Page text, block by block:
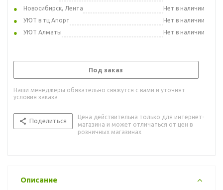
Новосибирск, Лента
Нет в наличии
УЮТ в тц Апорт
Нет в наличии
УЮТ Алматы
Нет в наличии
Под заказ
Наши менеджеры обязательно свяжутся с вами и уточнят
условия заказа
Поделиться
Цена действительна только для интернет-
магазина и может отличаться от цен в
розничных магазинах
Описание